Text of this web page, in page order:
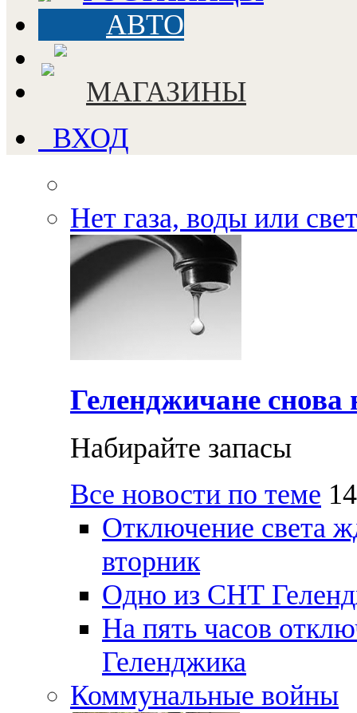
АВТО
МАГАЗИНЫ
ВХОД
Нет газа, воды или
Геленджичане снова
Набирайте запасы
Все новости по теме
Отключение света
вторник
Одно из СНТ
На пять часов
Геленджика
Коммунальные войны